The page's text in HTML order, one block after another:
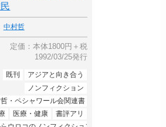
中村哲
定価：本体1800円＋税
1992/03/25発行
既刊
アジアと向き合う
ノンフィクション
・ペシャワール会関連書
医療・健康
書評アリ